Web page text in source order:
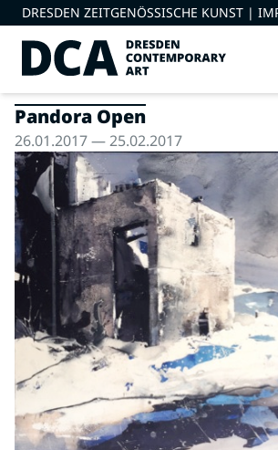
DRESDEN ZEITGENÖSSISCHE KUNST |
Pandora Open
26.01.2017 — 25.02.2017